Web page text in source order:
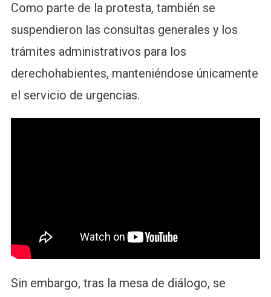
Como parte de la protesta, también se
suspendieron las consultas generales y los
trámites administrativos para los
derechohabientes, manteniéndose únicamente
el servicio de urgencias.
Sin embargo, tras la mesa de diálogo, se